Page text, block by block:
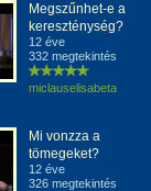
Megszűnhet-e a
kereszténység?
12 éve
332 megtekintés
miclauselisabeta
Mi vonzza a
tömegeket?
12 éve
326 megtekintés